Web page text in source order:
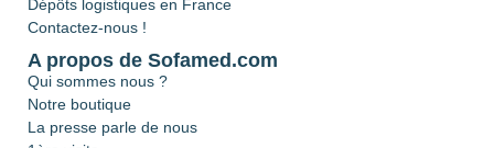
Dépôts logistiques en France
Contactez-nous !
A propos de Sofamed.com
Qui sommes nous ?
Notre boutique
La presse parle de nous